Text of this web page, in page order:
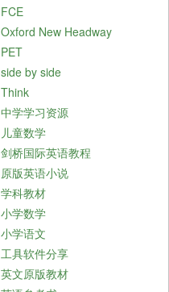
FCE
Oxford New Headway
PET
side by side
Think
中学学习资源
儿童数学
剑桥国际英语教程
原版英语小说
学科教材
小学数学
小学语文
工具软件分享
英文原版教材